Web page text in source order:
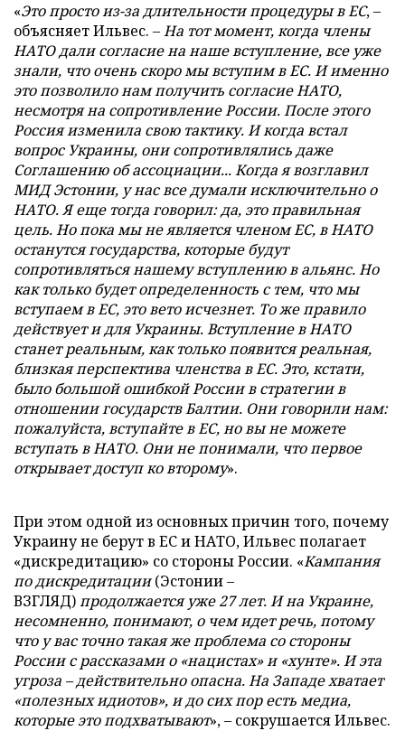
«Это просто из-за длительности процедуры в ЕС, –
объясняет Ильвес. –На тот момент, когда члены
НАТО дали согласие на наше вступление, все уже
знали, что очень скоро мы вступим в ЕС. И именно
это позволило нам получить согласие НАТО,
несмотря на сопротивление России. После этого
Россия изменила свою тактику. И когда встал
вопрос Украины, они сопротивлялись даже
Соглашению об ассоциации... Когда я возглавил
МИД Эстонии, у нас все думали исключительно о
НАТО. Я еще тогда говорил: да, это правильная
цель. Но пока мы не является членом ЕС, в НАТО
останутся государства, которые будут
сопротивляться нашему вступлению в альянс. Но
как только будет определенность с тем, что мы
вступаем в ЕС, это вето исчезнет. То же правило
действует и для Украины. Вступление в НАТО
станет реальным, как только появится реальная,
близкая перспектива членства в ЕС. Это, кстати,
было большой ошибкой России в стратегии в
отношении государств Балтии. Они говорили нам:
пожалуйста, вступайте в ЕС, но вы не можете
вступать в НАТО. Они не понимали, что первое
открывает доступ ко второму».
При этом одной из основных причин того, почему
Украину не берут в ЕС и НАТО, Ильвес полагает
«дискредитацию» со стороны России. «Кампания
по дискредитации(Эстонии –
ВЗГЛЯД)продолжается уже 27 лет. И на Украине,
несомненно, понимают, о чем идет речь, потому
что у вас точно такая же проблема со стороны
России с рассказами о «нацистах» и «хунте». И эта
угроза – действительно опасна. На Западе хватает
«полезных идиотов», и до сих пор есть медиа,
которые это подхватывают», – сокрушается Ильвес.